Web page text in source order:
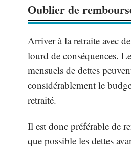
Oublier de
Arriver à la retraite avec
lourd de conséquences.
mensuels de dettes
considérablement le
retraité.
Il est donc préférable de
que possible les dettes